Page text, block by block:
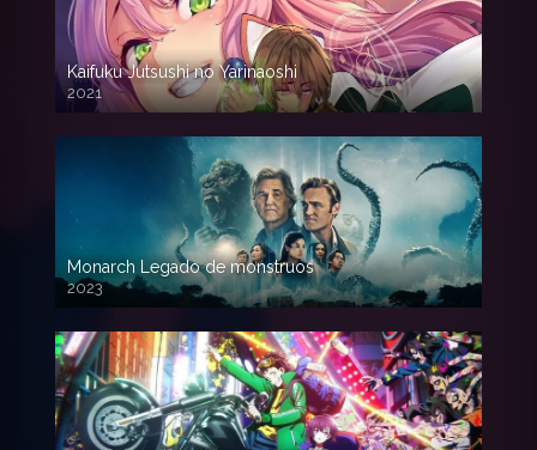
Kaifuku Jutsushi no Yarinaoshi
2021
Monarch Legado de monstruos
2023